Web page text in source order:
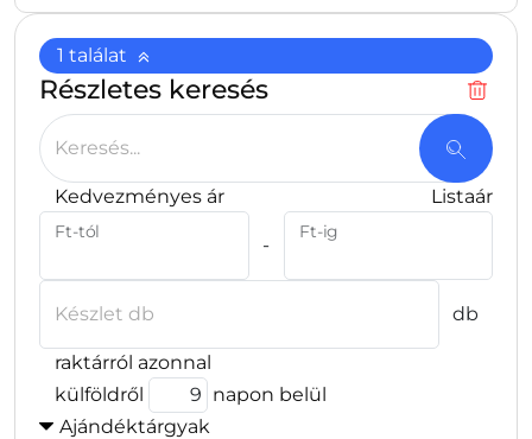
1 találat
Részletes keresés
Keresés...
Kedvezményes ár Listaár
Ft-tól
-
Ft-ig
Készlet db db
raktárról azonnal
külföldről
napon belül
Ajándéktárgyak